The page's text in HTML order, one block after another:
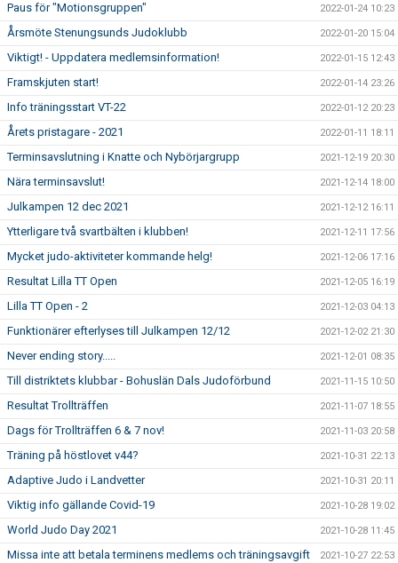
Paus för "Motionsgruppen" 2022-01-24 10:23
Årsmöte Stenungsunds Judoklubb 2022-01-20 15:04
Viktigt! - Uppdatera medlemsinformation! 2022-01-15 12:43
Framskjuten start! 2022-01-14 23:26
Info träningsstart VT-22 2022-01-12 20:23
Årets pristagare - 2021 2022-01-11 18:11
Terminsavslutning i Knatte och Nybörjargrupp 2021-12-19 20:30
Nära terminsavslut! 2021-12-14 18:00
Julkampen 12 dec 2021 2021-12-12 16:11
Ytterligare två svartbälten i klubben! 2021-12-11 17:56
Mycket judo-aktiviteter kommande helg! 2021-12-06 17:16
Resultat Lilla TT Open 2021-12-05 16:19
Lilla TT Open - 2 2021-12-03 04:13
Funktionärer efterlyses till Julkampen 12/12 2021-12-02 21:30
Never ending story..... 2021-12-01 08:35
Till distriktets klubbar - Bohuslän Dals Judoförbund 2021-11-15 10:50
Resultat Trollträffen 2021-11-07 18:55
Dags för Trollträffen 6 & 7 nov! 2021-11-03 20:58
Träning på höstlovet v44? 2021-10-31 22:13
Adaptive Judo i Landvetter 2021-10-31 20:11
Viktig info gällande Covid-19 2021-10-28 19:02
World Judo Day 2021 2021-10-28 11:45
Missa inte att betala terminens medlems och träningsavgift 2021-10-27 22:53